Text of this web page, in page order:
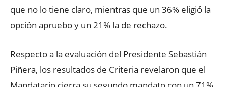
que no lo tiene claro, mientras que un 36% eligió la
opción apruebo y un 21% la de rechazo.
Respecto a la evaluación del Presidente Sebastián
Piñera, los resultados de Criteria revelaron que el